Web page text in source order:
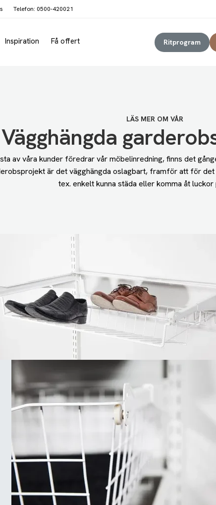
Inspiration Få offert Ritprogram
Telefon: 0500-420021
LÄS MER OM VÅR
Vägghängda
av våra kunder föredrar vår möbelinredning, finns det
är det vägghängda oslagbart, framför att för
tex. enkelt kunna städa eller komma åt luckor